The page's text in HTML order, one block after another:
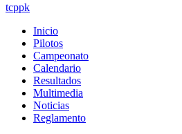
tcppk
Inicio
Pilotos
Campeonato
Calendario
Resultados
Multimedia
Noticias
Reglamento